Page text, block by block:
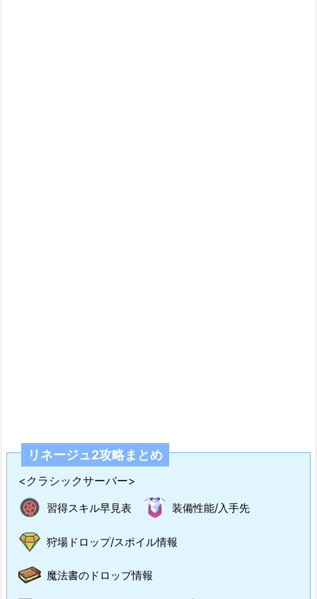
リネージュ2攻略まとめ
<クラシックサーバー>
習得スキル早見表 装備性能/入手先
狩場ドロップ/スポイル情報
魔法書のドロップ情報